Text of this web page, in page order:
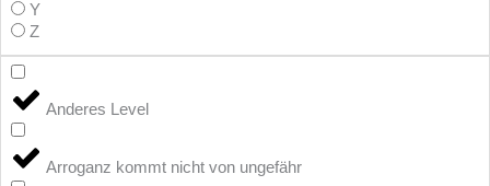
Y
Z
Anderes Level
Arroganz kommt nicht von ungefähr